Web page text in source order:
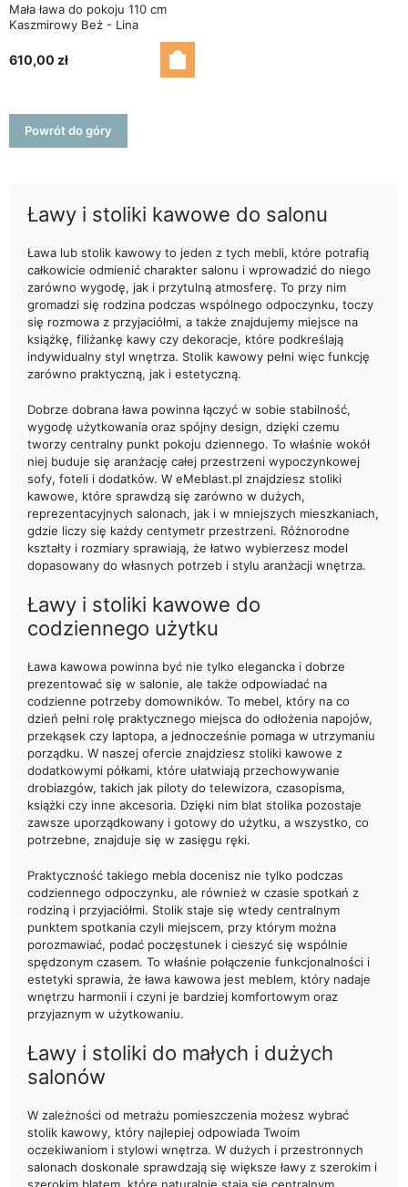
Mała ława do pokoju 110 cm
Kaszmirowy Beż - Lina
610,00 zł
Powrót do góry
Ławy i stoliki kawowe do salonu
Ława lub stolik kawowy to jeden z tych mebli, które potrafią
całkowicie odmienić charakter salonu i wprowadzić do niego
zarówno wygodę, jak i przytulną atmosferę. To przy nim
gromadzi się rodzina podczas wspólnego odpoczynku, toczy
się rozmowa z przyjaciółmi, a także znajdujemy miejsce na
książkę, filiżankę kawy czy dekoracje, które podkreślają
indywidualny styl wnętrza. Stolik kawowy pełni więc funkcję
zarówno praktyczną, jak i estetyczną.
Dobrze dobrana ława powinna łączyć w sobie stabilność,
wygodę użytkowania oraz spójny design, dzięki czemu
tworzy centralny punkt pokoju dziennego. To właśnie wokół
niej buduje się aranżację całej przestrzeni wypoczynkowej
sofy, foteli i dodatków. W eMeblast.pl znajdziesz stoliki
kawowe, które sprawdzą się zarówno w dużych,
reprezentacyjnych salonach, jak i w mniejszych mieszkaniach,
gdzie liczy się każdy centymetr przestrzeni. Różnorodne
kształty i rozmiary sprawiają, że łatwo wybierzesz model
dopasowany do własnych potrzeb i stylu aranżacji wnętrza.
Ławy i stoliki kawowe do
codziennego użytku
Ława kawowa powinna być nie tylko elegancka i dobrze
prezentować się w salonie, ale także odpowiadać na
codzienne potrzeby domowników. To mebel, który na co
dzień pełni rolę praktycznego miejsca do odłożenia napojów,
przekąsek czy laptopa, a jednocześnie pomaga w utrzymaniu
porządku. W naszej ofercie znajdziesz stoliki kawowe z
dodatkowymi półkami, które ułatwiają przechowywanie
drobiazgów, takich jak piloty do telewizora, czasopisma,
książki czy inne akcesoria. Dzięki nim blat stolika pozostaje
zawsze uporządkowany i gotowy do użytku, a wszystko, co
potrzebne, znajduje się w zasięgu ręki.
Praktyczność takiego mebla docenisz nie tylko podczas
codziennego odpoczynku, ale również w czasie spotkań z
rodziną i przyjaciółmi. Stolik staje się wtedy centralnym
punktem spotkania czyli miejscem, przy którym można
porozmawiać, podać poczęstunek i cieszyć się wspólnie
spędzonym czasem. To właśnie połączenie funkcjonalności i
estetyki sprawia, że ława kawowa jest meblem, który nadaje
wnętrzu harmonii i czyni je bardziej komfortowym oraz
przyjaznym w użytkowaniu.
Ławy i stoliki do małych i dużych
salonów
W zależności od metrażu pomieszczenia możesz wybrać
stolik kawowy, który najlepiej odpowiada Twoim
oczekiwaniom i stylowi wnętrza. W dużych i przestronnych
salonach doskonale sprawdzają się większe ławy z szerokim i